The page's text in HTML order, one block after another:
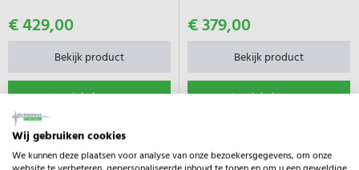
€ 429,00
Bekijk product
In winkelwagen
€ 379,00
Bekijk product
In winkelwagen
Wij gebruiken cookies
We kunnen deze plaatsen voor analyse van onze bezoekersgegevens, om onze